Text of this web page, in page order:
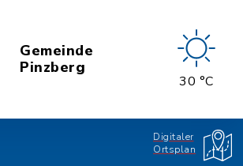
Gemeinde
Pinzberg
30 °C
Digitaler
Ortsplan